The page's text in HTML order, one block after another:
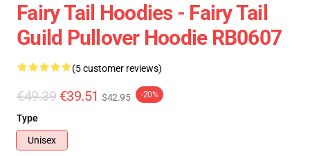
Fairy Tail Hoodies - Fairy Tail
Guild Pullover Hoodie RB0607
(5 customer reviews)
€49.39 €39.51 $42.95 -20%
Type
Unisex